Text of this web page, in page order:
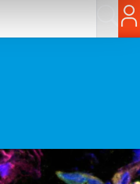
Suchen